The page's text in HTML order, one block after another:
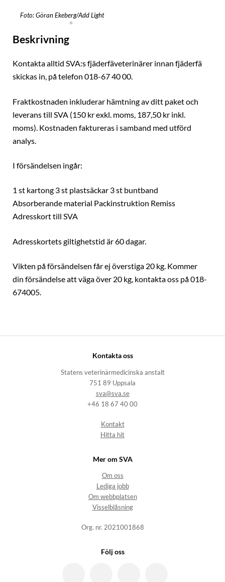
Foto: Göran Ekeberg/Add Light
Beskrivning
Kontakta alltid SVA:s fjäderfäveterinärer innan fjäderfä
skickas in, på telefon 018-67 40 00.
Fraktkostnaden inkluderar hämtning av ditt paket och
leverans till SVA (150 kr exkl. moms, 187,50 kr inkl.
moms). Kostnaden faktureras i samband med utförd
analys.
I försändelsen ingår:
1 st kartong 3 st plastsäckar 3 st buntband
Absorberande material Packinstruktion Remiss
Adresskort till SVA
Adresskortets giltighetstid är 60 dagar.
Vikten på försändelsen får ej överstiga 20 kg. Kommer
din försändelse att väga över 20 kg, kontakta oss på 018-
674005.
Kontakta oss
Statens veterinärmedicinska anstalt
751 89 Uppsala
sva@sva.se
+46 18 67 40 00
Kontakt
Hitta hit
Mer om SVA
Om oss
Lediga jobb
Om webbplatsen
Visselblåsning
Org. nr. 2021001868
Följ oss